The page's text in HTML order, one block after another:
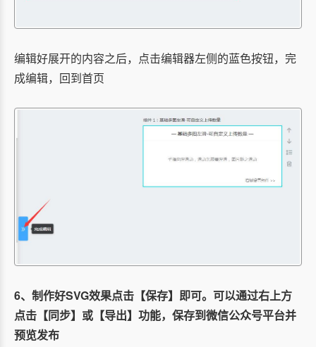
编辑好展开的内容之后，点击编辑器左侧的蓝色按钮，完
成编辑，回到首页
6、制作好SVG效果点击【保存】即可。可以通过右上方
点击【同步】或【导出】功能，保存到微信公众号平台并
预览发布